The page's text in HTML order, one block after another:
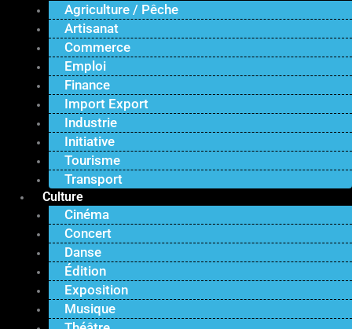
Agriculture / Pêche
Artisanat
Commerce
Emploi
Finance
Import Export
Industrie
Initiative
Tourisme
Transport
Culture
Cinéma
Concert
Danse
Édition
Exposition
Musique